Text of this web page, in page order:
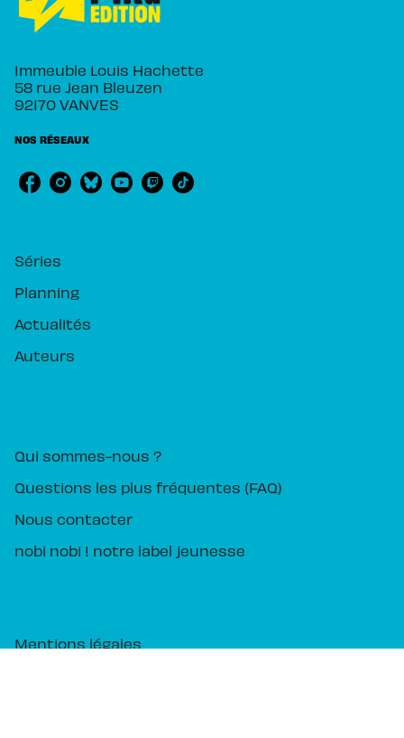
Immeuble Louis Hachette
58 rue Jean Bleuzen
92170 VANVES
NOS RÉSEAUX
Séries
Planning
Actualités
Auteurs
Qui sommes-nous ?
Questions les plus fréquentes (FAQ)
Nous contacter
nobi nobi ! notre label jeunesse
Mentions légales